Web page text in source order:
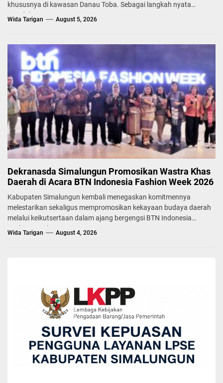
khususnya di kawasan Danau Toba. Sebagai langkah nyata
mendukung...
Wida Tarigan August 5, 2026
Dekranasda Simalungun Promosikan Wastra Khas
Daerah di Acara BTN Indonesia Fashion Week 2026
Kabupaten Simalungun kembali menegaskan komitmennya
melestarikan sekaligus mempromosikan kekayaan budaya daerah
melalui keikutsertaan dalam ajang bergengsi BTN Indonesia
Fashion Week...
Wida Tarigan August 4, 2026
KECAMATANUJUNG PADANG
Bupati Simalungun dan Kadis PUTR Tinjau
Kondisi Jalan Penghubung Nagori Sordang
Bolon Menuju Bangun Sordang
Yuni Rafidhah September 10, 2024